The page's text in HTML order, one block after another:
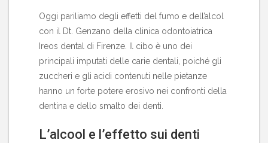
Oggi pariliamo degli effetti del fumo e dell’alcol
con il Dt. Genzano della clinica odontoiatrica
Ireos dental di Firenze . Il cibo è uno dei
principali imputati delle carie dentali, poiché gli
zuccheri e gli acidi contenuti nelle pietanze
hanno un forte potere erosivo nei confronti della
dentina e dello smalto dei denti.
L’alcool e l’effetto sui denti